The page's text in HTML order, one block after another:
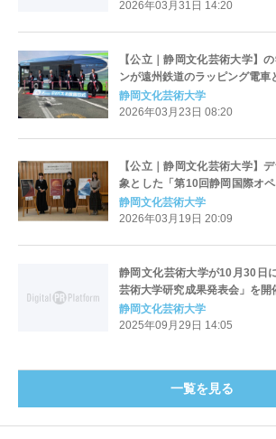
病・流行病・パンデミック』
2026年03月31日 14:20
【公立｜静岡文化芸術大学】
ンが遠州鉄道のラッピング電車
静岡文化芸術大学
2026年03月23日 08:20
【公立｜静岡文化芸術大学】
象とした「第10回静岡国際オ
ー制作プロジェクトの授賞者が
式ポスターに採用
静岡文化芸術大学
2026年03月19日 20:09
静岡文化芸術大学が10月30日
芸術大学研究成果発表会」を
学内外へ広く還元
静岡文化芸術大学
2025年09月29日 14:05
一覧を見る